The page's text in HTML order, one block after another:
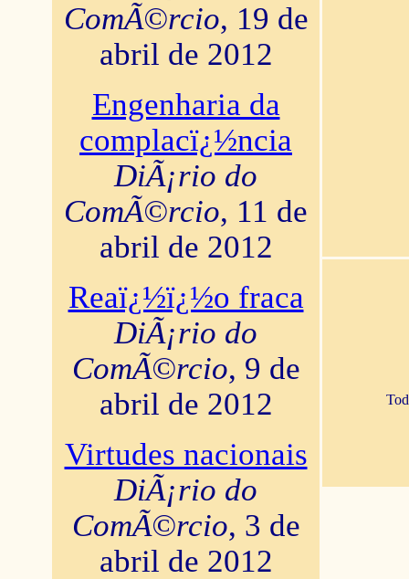
ComÃ©rcio, 19 de
abril de 2012
Engenharia da
complacï¿½ncia
DiÃ¡rio do
ComÃ©rcio, 11 de
abril de 2012
Reaï¿½ï¿½o fraca
DiÃ¡rio do
ComÃ©rcio, 9 de
abril de 2012
Virtudes nacionais
DiÃ¡rio do
ComÃ©rcio, 3 de
abril de 2012